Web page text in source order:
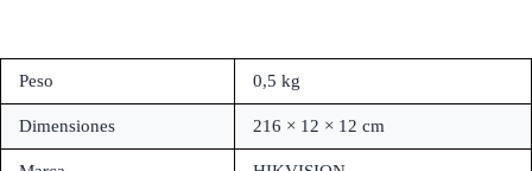
Peso 0,5 kg
Dimensiones 216 × 12 × 12 cm